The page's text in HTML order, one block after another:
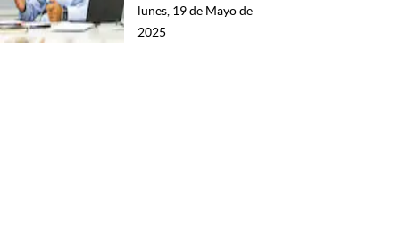
lunes, 19 de Mayo de
2025